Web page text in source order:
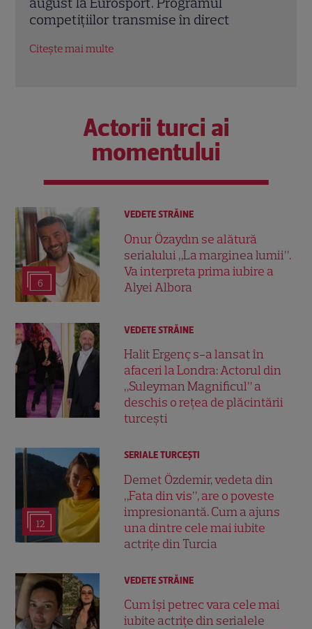
ului culinar
Citește mai multe
Actorii turci ai
momentului
6
VEDETE STRĂINE
Onur Özaydın se alătură
serialului „La marginea lumii”.
Va interpreta prima iubire a
Alyei Albora
VEDETE STRĂINE
Halit Ergenç s-a lansat în
afaceri la Londra: Actorul din
„Suleyman Magnificul” a
deschis o rețea de plăcintării
turcești
12
SERIALE TURCEŞTI
Demet Özdemir, vedeta din
„Fata din vis”, are o poveste
impresionantă. Cum a ajuns
una dintre cele mai iubite
actrițe din Turcia
VEDETE STRĂINE
Cum își petrec vara cele mai
iubite actrițe din serialele